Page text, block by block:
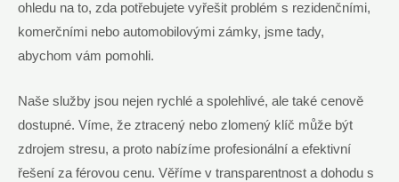
ohledu na to, zda potřebujete vyřešit problém s rezidenčními,
komerčními nebo automobilovými zámky, jsme tady,
abychom vám pomohli.
Naše služby jsou nejen rychlé a spolehlivé, ale také cenově
dostupné. Víme, že ztracený nebo zlomený klíč může být
zdrojem stresu, a proto nabízíme profesionální a efektivní
řešení za férovou cenu. Věříme v transparentnost a dohodu s